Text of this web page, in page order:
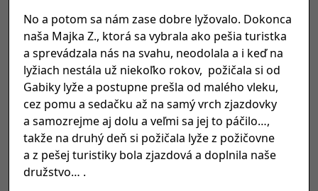
No a potom sa nám zase dobre lyžovalo. Dokonca
naša Majka Z., ktorá sa vybrala ako pešia turistka
a sprevádzala nás na svahu, neodolala a i keď na
lyžiach nestála už niekoľko rokov, požičala si od
Gabiky lyže a postupne prešla od malého vleku,
cez pomu a sedačku až na samý vrch zjazdovky
a samozrejme aj dolu a veľmi sa jej to páčilo…,
takže na druhý deň si požičala lyže z požičovne
a z pešej turistiky bola zjazdová a doplnila naše
družstvo… .